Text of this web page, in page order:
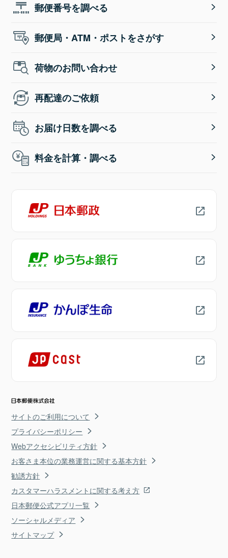
郵便番号を調べる
郵便局・ATM・ポストをさがす
荷物のお問い合わせ
再配達のご依頼
お届け日数を調べる
料金を計算・調べる
サイトのご利用について
プライバシーポリシー
Webアクセシビリティ方針
お客さま本位の業務運営に関する基本方針
勧誘方針
カスタマーハラスメントに関する考え方
日本郵便公式アプリ一覧
ソーシャルメディア
サイトマップ